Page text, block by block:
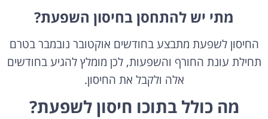
מתי יש להתחסן בחיסון השפעת?
החיסון לשפעת מתבצע בחודשים אוקטובר נובמבר בטרם
תחילת עונת החורף והשפעות, לכן מומלץ להגיע בחודשים
אלה ולקבל את החיסון.
מה כולל בתוכו חיסון לשפעת?